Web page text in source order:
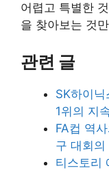
어렵고 특별한
을 찾아보는 것
관련 글
SK하이
1위의 지
FA컵 역
구 대회의
티스토리